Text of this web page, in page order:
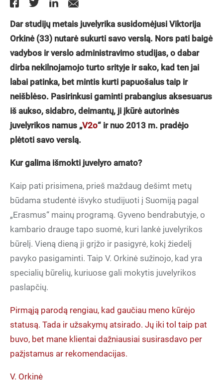
Dar studijų metais juvelyrika susidomėjusi Viktorija
Orkinė (33) nutarė sukurti savo verslą. Nors pati baigė
vadybos ir verslo administravimo studijas, o dabar
dirba nekilnojamojo turto srityje ir sako, kad ten jai
labai patinka, bet mintis kurti papuošalus taip ir
neišblėso. Pasirinkusi gaminti prabangius aksesuarus
iš aukso, sidabro, deimantų, ji įkūrė autorinės
juvelyrikos namus „V2o“ ir nuo 2013 m. pradėjo
plėtoti savo verslą.
Kur galima išmokti juvelyro amato?
Kaip pati prisimena, prieš maždaug dešimt metų
būdama studentė išvyko studijuoti į Suomiją pagal
„Erasmus“ mainų programą. Gyveno bendrabutyje, o
kambario drauge tapo suomė, kuri lankė juvelyrikos
būrelį. Vieną dieną ji grįžo ir pasigyrė, kokį žiedelį
pavyko pasigaminti. Taip V. Orkinė sužinojo, kad yra
specialių būrelių, kuriuose gali mokytis juvelyrikos
paslapčių.
Pirmąją parodą rengiau, kad gaučiau meno kūrėjo
statusą. Tada ir užsakymų atsirado. Jų iki tol taip pat
buvo, bet mane klientai dažniausiai susirasdavo per
pažįstamus ar rekomendacijas.
V. Orkinė